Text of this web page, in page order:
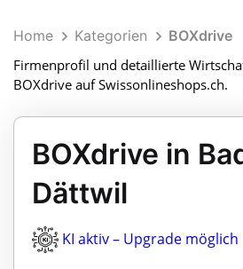
Home Kategorien
BOXdrive
Firmenprofil und detaillierte
BOXdrive auf Swissonlineshops.ch.
BOXdrive in
Dättwil
KI aktiv – Upgrade möglich